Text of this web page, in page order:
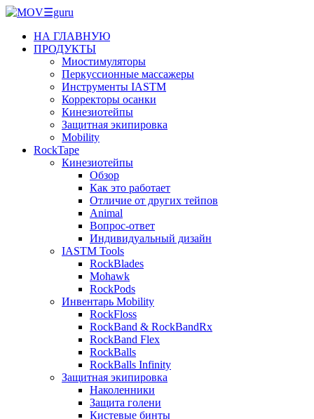
НА ГЛАВНУЮ
ПРОДУКТЫ
Миостимуляторы
Перкуссионные массажеры
Инструменты IASTM
Корректоры осанки
Кинезиотейпы
Защитная экипировка
Mobility
RockTape
Кинезиотейпы
Обзор
Как это работает
Отличие от других тейпов
Animal
Вопрос-ответ
Индивидуальный дизайн
IASTM Tools
RockBlades
Mohawk
RockPods
Инвентарь Mobility
RockFloss
RockBand & RockBandRx
RockBand Flex
RockBalls
RockBalls Infinity
Защитная экипировка
Наколенники
Защита голени
Кистевые бинты